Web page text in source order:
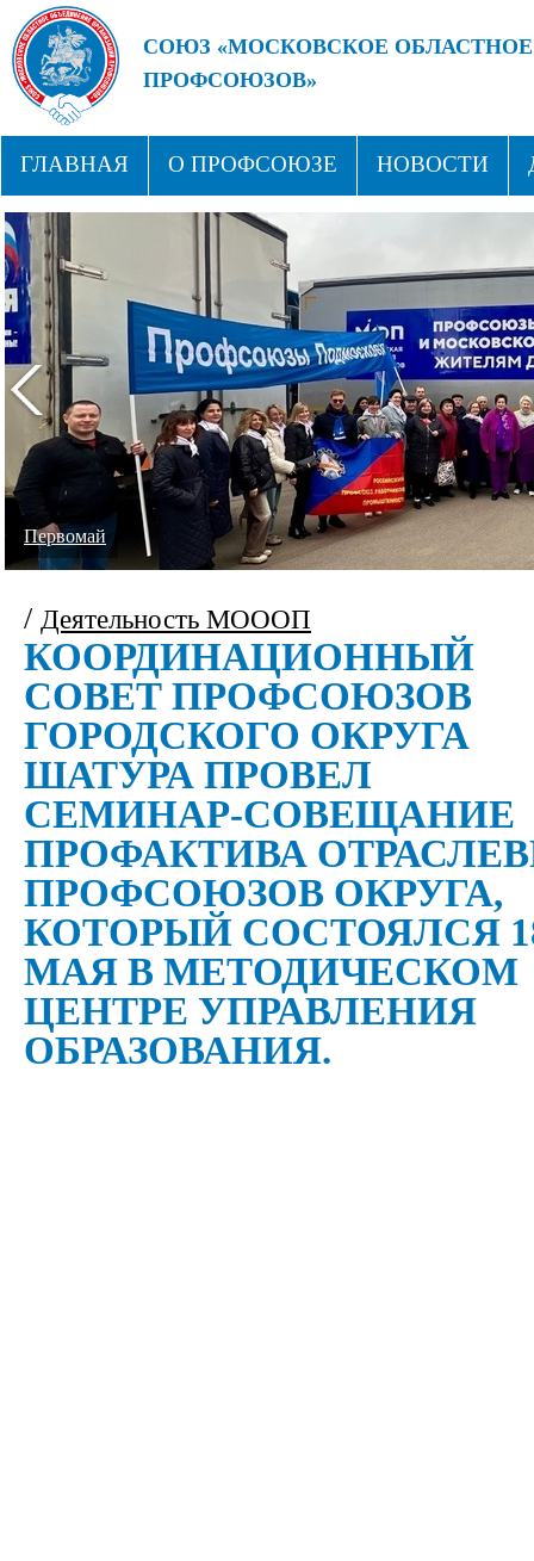
СОЮЗ «МОСКОВСКОЕ
ПРОФСОЮЗОВ»
ГЛАВНАЯ О ПРОФСОЮЗЕ НОВОСТИ
СТРУКТУРА ПРОФСОЮЗНЫЕ ЗДРАВНИЦЫ
Первомай
/ Деятельность МОООП
КООРДИНАЦИОННЫЙ
СОВЕТ ПРОФСОЮЗОВ
ГОРОДСКОГО ОКРУГА
ШАТУРА ПРОВЕЛ
СЕМИНАР-СОВЕЩАНИЕ
ПРОФАКТИВА
ПРОФСОЮЗОВ ОКРУГА,
КОТОРЫЙ СОСТОЯЛСЯ
МАЯ В МЕТОДИЧЕСКОМ
ЦЕНТРЕ УПРАВЛЕНИЯ
ОБРАЗОВАНИЯ.